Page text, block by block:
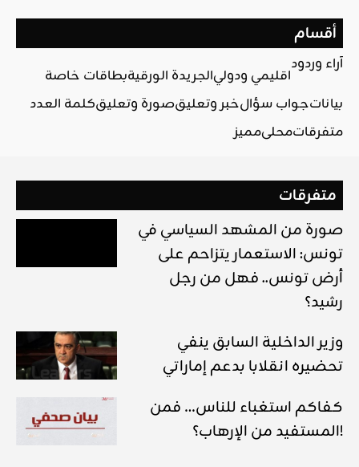
أقسام
آراء وردود
اقليمي ودوليالجريدة الورقيةبطاقات خاصة
بياناتجواب سؤالخبر وتعليقصورة وتعليقكلمة العدد
متفرقاتمحليمميز
متفرقات
صورة من المشهد السياسي في
تونس: الاستعمار يتزاحم على
أرض تونس.. فهل من رجل
رشيد؟
وزير الداخلية السابق ينفي
تحضيره انقلابا بدعم إماراتي
كفاكم استغباء للناس… فمن
المستفيد من الإرهاب؟!